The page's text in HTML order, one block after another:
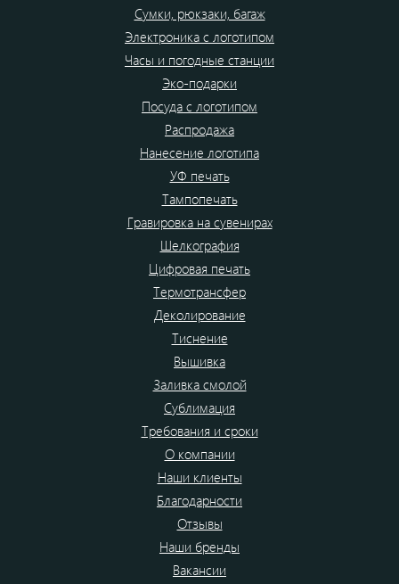
Сумки, рюкзаки, багаж
Электроника с логотипом
Часы и погодные станции
Эко-подарки
Посуда с логотипом
Распродажа
Нанесение логотипа
УФ печать
Тампопечать
Гравировка на сувенирах
Шелкография
Цифровая печать
Термотрансфер
Деколирование
Тиснение
Вышивка
Заливка смолой
Сублимация
Требования и сроки
О компании
Наши клиенты
Благодарности
Отзывы
Наши бренды
Вакансии